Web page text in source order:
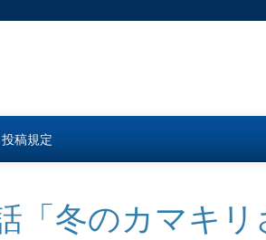
投稿規定
冬のカマキリ